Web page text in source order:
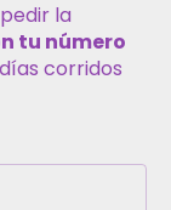
la
tu número
corridos